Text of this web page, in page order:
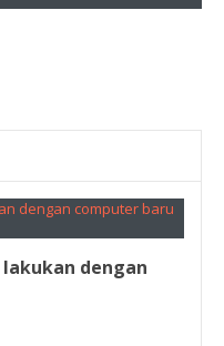
dengan